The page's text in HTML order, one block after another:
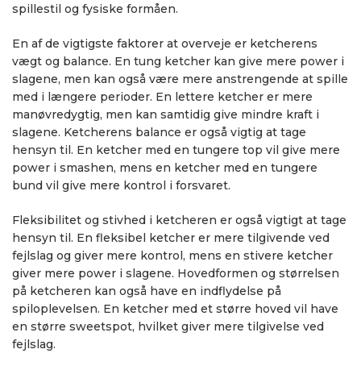
spillestil og fysiske formåen.
En af de vigtigste faktorer at overveje er ketcherens
vægt og balance. En tung ketcher kan give mere power i
slagene, men kan også være mere anstrengende at spille
med i længere perioder. En lettere ketcher er mere
manøvredygtig, men kan samtidig give mindre kraft i
slagene. Ketcherens balance er også vigtig at tage
hensyn til. En ketcher med en tungere top vil give mere
power i smashen, mens en ketcher med en tungere
bund vil give mere kontrol i forsvaret.
Fleksibilitet og stivhed i ketcheren er også vigtigt at tage
hensyn til. En fleksibel ketcher er mere tilgivende ved
fejlslag og giver mere kontrol, mens en stivere ketcher
giver mere power i slagene. Hovedformen og størrelsen
på ketcheren kan også have en indflydelse på
spiloplevelsen. En ketcher med et større hoved vil have
en større sweetspot, hvilket giver mere tilgivelse ved
fejlslag.